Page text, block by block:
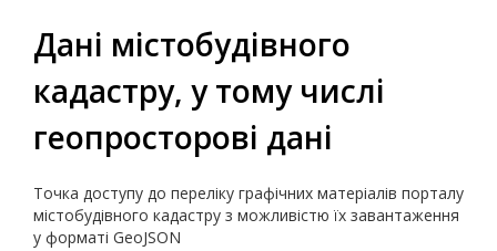
Дані містобудівного
кадастру, у тому числі
геопросторові дані
Точка доступу до переліку графічних матеріалів порталу
містобудівного кадастру з можливістю їх завантаження
у форматі GeoJSON